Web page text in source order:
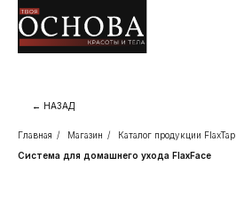
← НАЗАД
Главная / Магазин / Каталог продукции FlaxTap
Система для домашнего ухода FlaxFace